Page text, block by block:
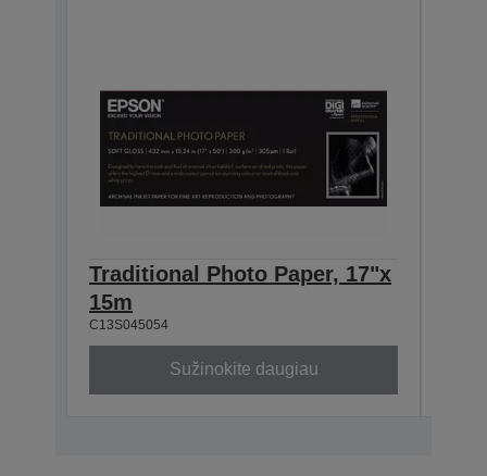
Traditional Photo Paper, 17"x
15m
C13S045054
Sužinokite daugiau